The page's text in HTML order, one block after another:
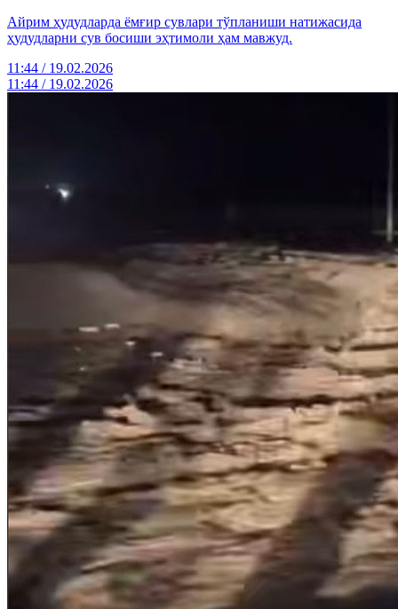
Айрим ҳудудларда ёмғир сувлари тўпланиши натижасида
ҳудудларни сув босиши эҳтимоли ҳам мавжуд.
11:44 / 19.02.2026
11:44 / 19.02.2026